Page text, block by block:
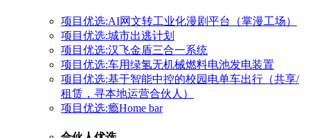
项目优选:AI网文转工业化漫剧平台（掌漫工场）
项目优选:城市出逃计划
项目优选:汉飞金盾三合一系统
项目优选:车用绿氢无机械燃料电池发电装置
项目优选:基于智能中控的校园电单车出行（共享/
租赁，寻本地运营合伙人）
项目优选:瘾Home bar